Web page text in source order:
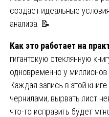
создает идеальные
анализа. 📝
Как это работает на
гигантскую стеклянную
одновременно у
Каждая запись в этой
чернилами, вырвать лист
что-то исправить будет